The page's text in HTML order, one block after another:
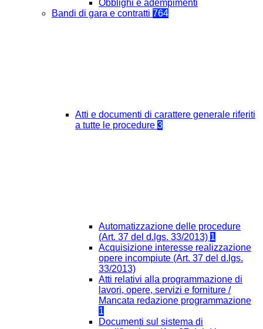
Obblighi e adempimenti
Bandi di gara e contratti 764
Atti e documenti di carattere generale riferiti
a tutte le procedure 3
Automatizzazione delle procedure
(Art. 37 del d.lgs. 33/2013) 1
Acquisizione interesse realizzazione
opere incompiute (Art. 37 del d.lgs.
33/2013)
Atti relativi alla programmazione di
lavori, opere, servizi e forniture /
Mancata redazione programmazione
1
Documenti sul sistema di